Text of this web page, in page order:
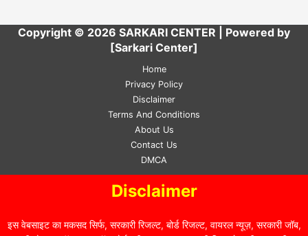
Copyright © 2026 SARKARI CENTER | Powered by
[Sarkari Center]
Home
Privacy Policy
Disclaimer
Terms And Conditions
About Us
Contact Us
DMCA
Disclaimer
इस वेबसाइट का मकसद सिर्फ, सरकारी रिजल्ट, बोर्ड रिजल्ट, वायरल न्यूज़, सरकारी जॉब,